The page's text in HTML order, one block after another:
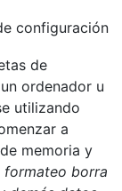
configuración
de
ordenador u
utilizando
a
memoria y
formateo borra